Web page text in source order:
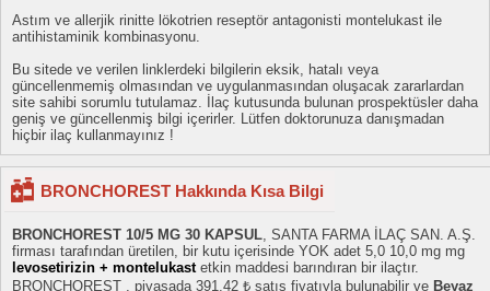
Astım ve allerjik rinitte lökotrien reseptör antagonisti montelukast ile
antihistaminik kombinasyonu.
Bu sitede ve verilen linklerdeki bilgilerin eksik, hatalı veya
güncellenmemiş olmasından ve uygulanmasından oluşacak zararlardan
site sahibi sorumlu tutulamaz. İlaç kutusunda bulunan prospektüsler daha
geniş ve güncellenmiş bilgi içerirler. Lütfen doktorunuza danışmadan
hiçbir ilaç kullanmayınız !
BRONCHOREST Hakkında Kısa Bilgi
BRONCHOREST 10/5 MG 30 KAPSUL, SANTA FARMA İLAÇ SAN. A.Ş.
firması tarafından üretilen, bir kutu içerisinde YOK adet 5,0 10,0 mg mg
levosetirizin + montelukastetkin maddesi barındıran bir ilaçtır.
BRONCHOREST , piyasada 391.42 ₺ satış fiyatıyla bulunabilir ve Beyaz